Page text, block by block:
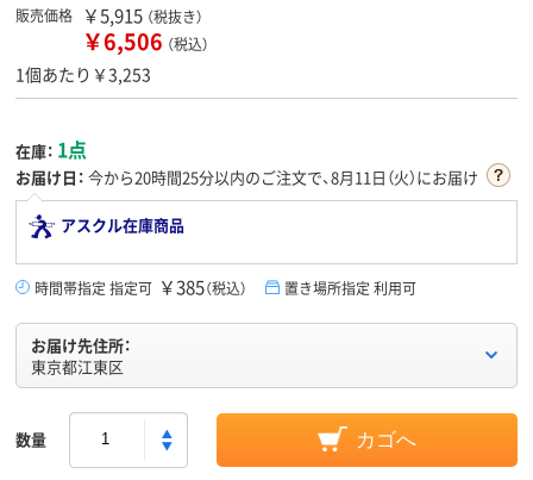
販売価格 ￥5,915 （税抜き）
￥6,506 （税込）
1個あたり￥3,253
在庫： 1点
お届け日： 今から20時間25分以内のご注文で、8月11日（火）にお届け
アスクル在庫商品
時間帯指定 指定可 ￥385（税込） 置き場所指定 利用可
お届け先住所：
東京都江東区
数量 カゴへ